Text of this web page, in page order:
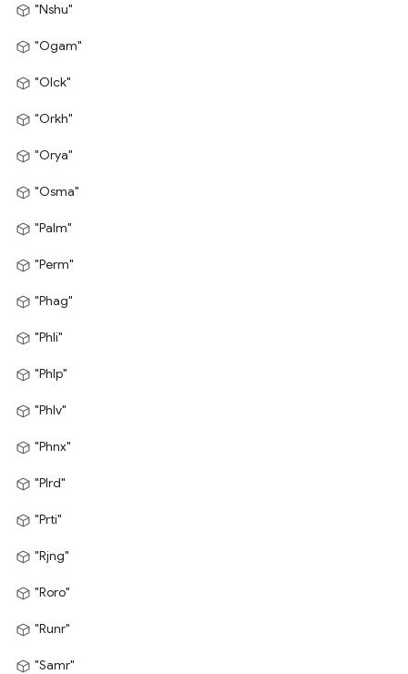
"Nshu"
"Ogam"
"Olck"
"Orkh"
"Orya"
"Osma"
"Palm"
"Perm"
"Phag"
"Phli"
"Phlp"
"Phlv"
"Phnx"
"Plrd"
"Prti"
"Rjng"
"Roro"
"Runr"
"Samr"